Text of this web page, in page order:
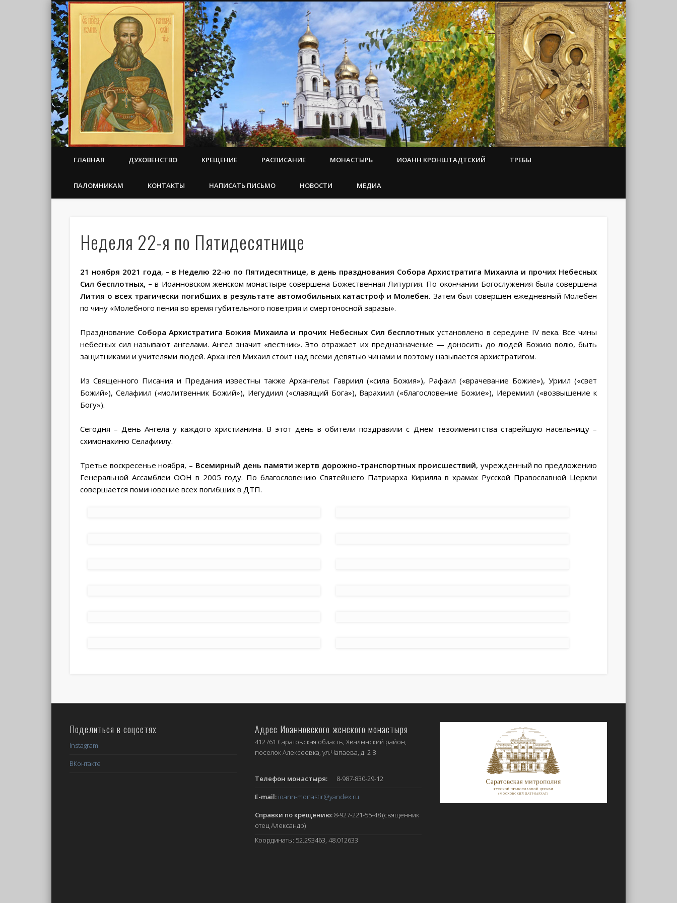
ГЛАВНАЯ ДУХОВЕНСТВО КРЕЩЕНИЕ РАСПИСАНИЕ МОНАСТЫРЬ ИОАНН КРОНШТАДТСКИЙ ТРЕБЫ
ПАЛОМНИКАМ КОНТАКТЫ НАПИСАТЬ ПИСЬМО НОВОСТИ МЕДИА
Неделя 22-я по Пятидесятнице
21 ноября 2021 года, – в Неделю 22-ю по Пятидесятнице, в день празднования Собора Архистратига Михаила и прочих Небесных
Сил бесплотных, –в Иоанновском женском монастыре совершена Божественная Литургия. По окончании Богослужения была совершена
Лития о всех трагически погибших в результате автомобильных катастроф и Молебен.Затем был совершен ежедневный Молебен
по чину «Молебного пения во время губительного поветрия и смертоносной заразы».
Празднование Собора Архистратига Божия Михаила и прочих Небесных Сил бесплотных установлено в середине IV века. Все чины
небесных сил называют ангелами. Ангел значит «вестник». Это отражает их предназначение — доносить до людей Божию волю, быть
защитниками и учителями людей. Архангел Михаил стоит над всеми девятью чинами и поэтому называется архистратигом.
Из Священного Писания и Предания известны также Архангелы: Гавриил («сила Божия»), Рафаил («врачевание Божие»), Уриил («свет
Божий»), Селафиил («молитвенник Божий»), Иегудиил («славящий Бога»), Варахиил («благословение Божие»), Иеремиил («возвышение к
Богу»).
Сегодня – День Ангела у каждого христианина. В этот день в обители поздравили с Днем тезоименитства старейшую насельницу –
схимонахиню Селафиилу.
Третье воскресенье ноября, – Всемирный день памяти жертв дорожно-транспортных происшествий, учрежденный по предложению
Генеральной Ассамблеи ООН в 2005 году. По благословению Святейшего Патриарха Кирилла в храмах Русской Православной Церкви
совершается поминовение всех погибших в ДТП.
Поделиться в соцсетях
Instagram
ВКонтакте
Адрес Иоанновского женского монастыря
412761 Саратовская область, Хвалынский район,
поселок Алексеевка, ул.Чапаева, д. 2 В
Телефон монастыря:
8-987-830-29-12
E-mail: ioann-monastir@yandex.ru
Справки по крещению: 8-927-221-55-48 (священник
отец Александр)
Координаты: 52.293463, 48.012633